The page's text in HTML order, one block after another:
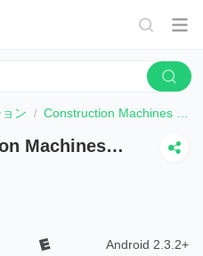
ン Construction Machines 2016
Machines
Android 2.3.2+